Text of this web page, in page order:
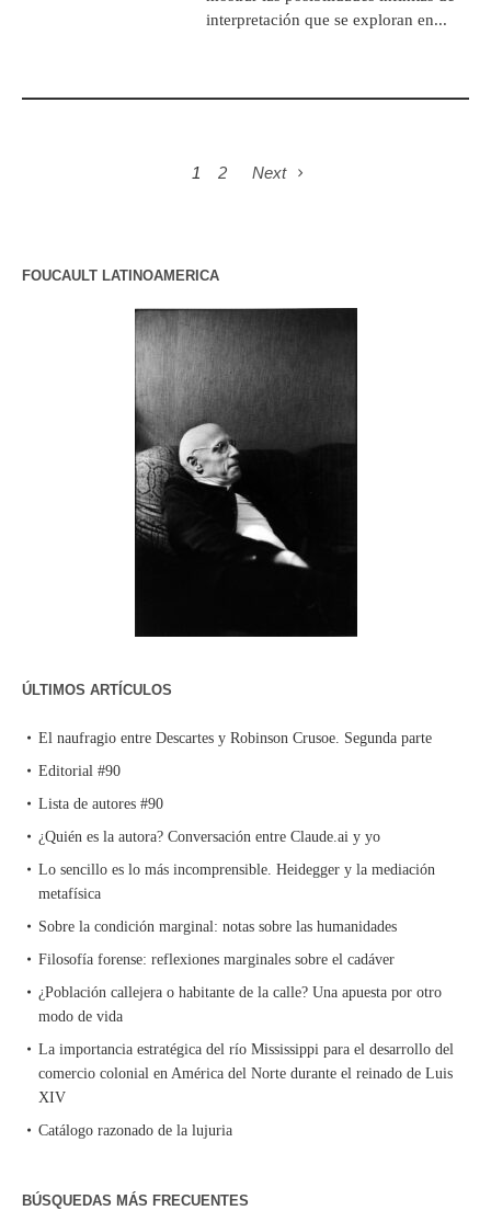
interpretación que se exploran en...
1 2 Next
FOUCAULT LATINOAMERICA
ÚLTIMOS ARTÍCULOS
El naufragio entre Descartes y Robinson Crusoe. Segunda parte
Editorial #90
Lista de autores #90
¿Quién es la autora? Conversación entre Claude.ai y yo
Lo sencillo es lo más incomprensible. Heidegger y la mediación
metafísica
Sobre la condición marginal: notas sobre las humanidades
Filosofía forense: reflexiones marginales sobre el cadáver
¿Población callejera o habitante de la calle? Una apuesta por otro
modo de vida
La importancia estratégica del río Mississippi para el desarrollo del
comercio colonial en América del Norte durante el reinado de Luis
XIV
Catálogo razonado de la lujuria
BÚSQUEDAS MÁS FRECUENTES